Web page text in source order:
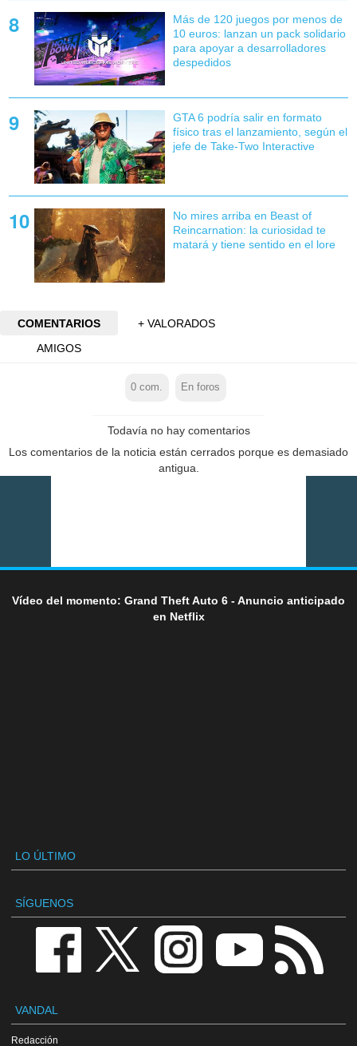
Más de 120 juegos por menos de
10 euros: lanzan un pack solidario
para apoyar a desarrolladores
despedidos
GTA 6 podría salir en formato
físico tras el lanzamiento, según el
jefe de Take-Two Interactive
No mires arriba en Beast of
Reincarnation: la curiosidad te
matará y tiene sentido en el lore
COMENTARIOS
+ VALORADOS
AMIGOS
0 com. En foros
Todavía no hay comentarios
Los comentarios de la noticia están cerrados porque es demasiado
antigua.
Vídeo del momento: Grand Theft Auto 6 - Anuncio anticipado
en Netflix
LO ÚLTIMO
SÍGUENOS
VANDAL
Redacción